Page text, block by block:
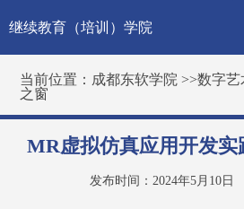
继续教育（培训）学院
当前位置： 成都东软学院 >>数字艺
之窗
MR虚拟仿真应用开发实
发布时间：2024年5月10日